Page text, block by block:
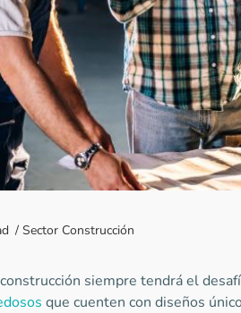
/ Sector Construcción
siempre tendrá el
que cuenten con diseños